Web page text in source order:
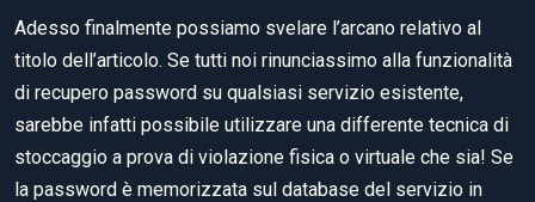
Adesso finalmente possiamo svelare l’arcano relativo al
titolo dell’articolo. Se tutti noi rinunciassimo alla funzionalità
di recupero password su qualsiasi servizio esistente,
sarebbe infatti possibile utilizzare una differente tecnica di
stoccaggio a prova di violazione fisica o virtuale che sia! Se
la password è memorizzata sul database del servizio in